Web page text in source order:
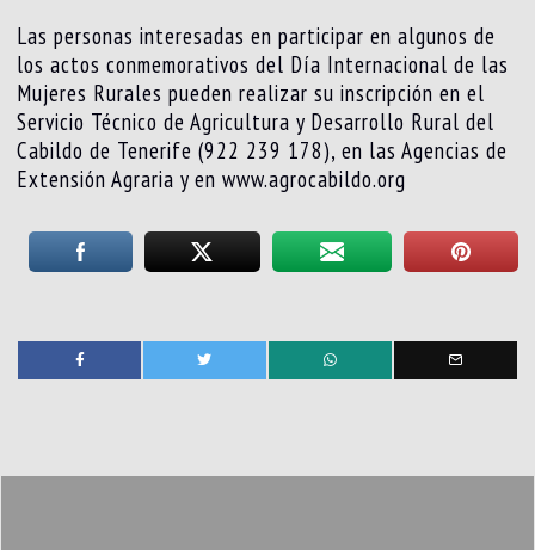
Las personas interesadas en participar en algunos de
los actos conmemorativos del Día Internacional de las
Mujeres Rurales pueden realizar su inscripción en el
Servicio Técnico de Agricultura y Desarrollo Rural del
Cabildo de Tenerife (922 239 178), en las Agencias de
Extensión Agraria y en www.agrocabildo.org